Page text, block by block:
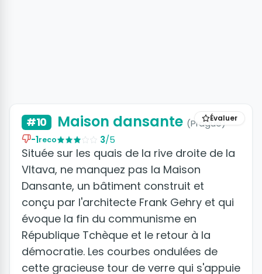
Évaluer
#10 Maison dansante (Prague)
-1reco 3/5
Située sur les quais de la rive droite de la
Vltava, ne manquez pas la Maison
Dansante, un bâtiment construit et
conçu par l'architecte Frank Gehry et qui
évoque la fin du communisme en
République Tchèque et le retour à la
démocratie. Les courbes ondulées de
cette gracieuse tour de verre qui s'appuie